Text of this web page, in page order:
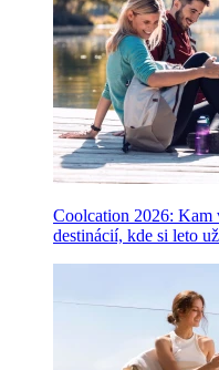
Coolcation 2026: Kam
destinácií, kde si leto